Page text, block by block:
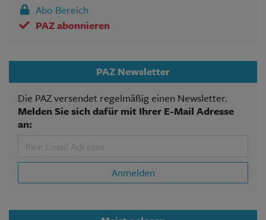
Abo Bereich
PAZ abonnieren
PAZ Newsletter
Die PAZ versendet regelmäßig einen Newsletter.
Melden Sie sich dafür mit Ihrer E-Mail Adresse
an:
Anmelden